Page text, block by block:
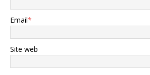
Email*
Site web